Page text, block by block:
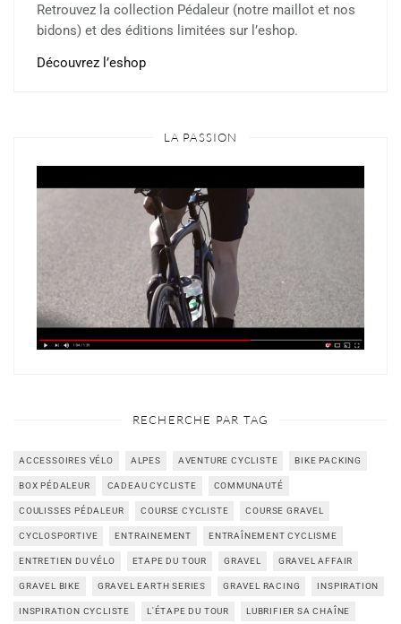
Retrouvez la collection Pédaleur (notre maillot et nos
bidons) et des éditions limitées sur l’eshop.
Découvrez l’eshop
LA PASSION
RECHERCHE PAR TAG
ACCESSOIRES VÉLO ALPES AVENTURE CYCLISTE BIKE PACKING
BOX PÉDALEUR CADEAU CYCLISTE COMMUNAUTÉ
COULISSES PÉDALEUR COURSE CYCLISTE COURSE GRAVEL
CYCLOSPORTIVE ENTRAINEMENT ENTRAÎNEMENT CYCLISME
ENTRETIEN DU VÉLO ETAPE DU TOUR GRAVEL GRAVEL AFFAIR
GRAVEL BIKE GRAVEL EARTH SERIES GRAVEL RACING INSPIRATION
INSPIRATION CYCLISTE L'ÉTAPE DU TOUR LUBRIFIER SA CHAÎNE